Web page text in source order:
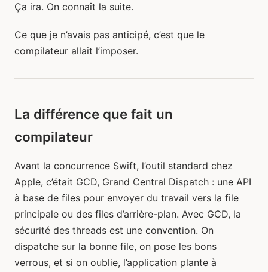
Ça ira. On connaît la suite.
Ce que je n’avais pas anticipé, c’est que le
compilateur allait l’imposer.
La différence que fait un
compilateur
Avant la concurrence Swift, l’outil standard chez
Apple, c’était GCD, Grand Central Dispatch : une API
à base de files pour envoyer du travail vers la file
principale ou des files d’arrière-plan. Avec GCD, la
sécurité des threads est une convention. On
dispatche sur la bonne file, on pose les bons
verrous, et si on oublie, l’application plante à